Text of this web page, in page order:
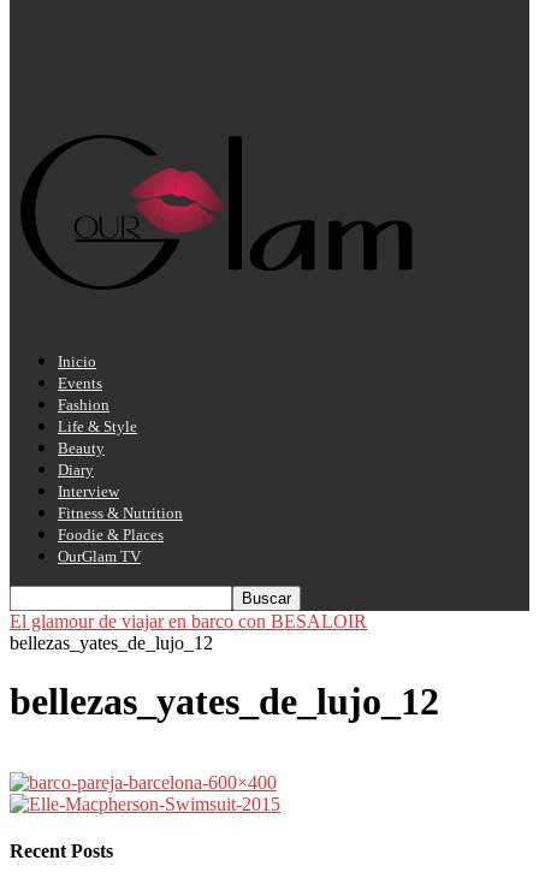
Inicio
Events
Fashion
Life & Style
Beauty
Diary
Interview
Fitness & Nutrition
Foodie & Places
OurGlam TV
El glamour de viajar en barco con BESALOIR
bellezas_yates_de_lujo_12
bellezas_yates_de_lujo_12
Recent Posts